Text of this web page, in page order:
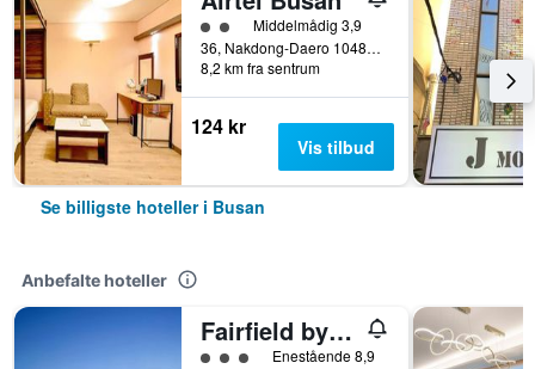
2 kategori vurdering
Middelmådig 3,9
36, Nakdong-Daero 1048Beon-Gil, Busan, Sør-Korea
8,2 km fra sentrum
124 kr
Vis tilbud
Se billigste hoteller i Busan
Anbefalte hoteller
Fairfield by Marriott Busan Songdo Beach
3 kategori vurdering
Enestående 8,9